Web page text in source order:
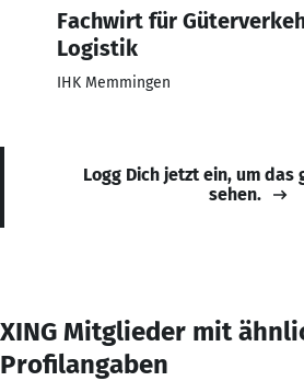
Fachwirt für
Logistik
IHK Memmingen
Logg Dich jetzt ein, um das
sehen.
XING Mitglieder mit
Profilangaben